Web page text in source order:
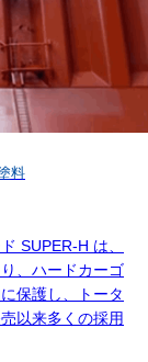
料
SUPER-H は、
、ハードカーゴ
保護し、トータ
以来多くの採用